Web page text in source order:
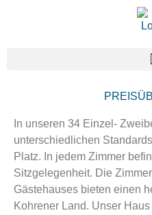
In unseren 34 Einzel-
unterschiedlichen
Platz. In jedem Zimmer
Sitzgelegenheit. Die
Gästehauses bieten einen
Kohrener Land. Unser